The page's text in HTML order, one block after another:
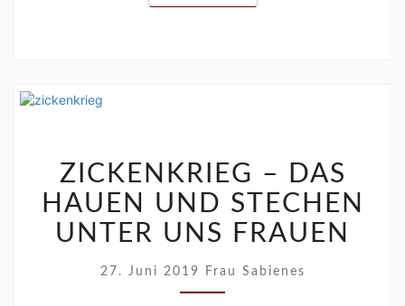
–
DAS
HAUEN
UND
STECHEN
UNS
FRAUEN
ZICKENKRIEG – DAS
HAUEN UND STECHEN
UNTER UNS FRAUEN
27. Juni 2019 Frau Sabienes